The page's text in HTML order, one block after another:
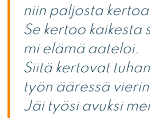
niin paljosta
Se kertoo kaikesta
mi elämä aateloi.
Siitä kertovat
työn ääressä
Jäi työsi avuksi